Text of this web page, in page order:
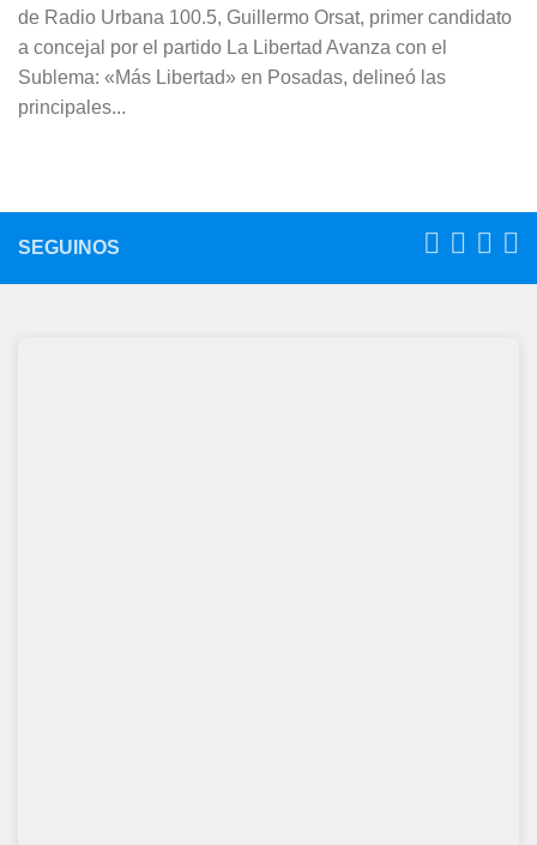
de Radio Urbana 100.5, Guillermo Orsat, primer candidato
a concejal por el partido La Libertad Avanza con el
Sublema: «Más Libertad» en Posadas, delineó las
principales...
SEGUINOS